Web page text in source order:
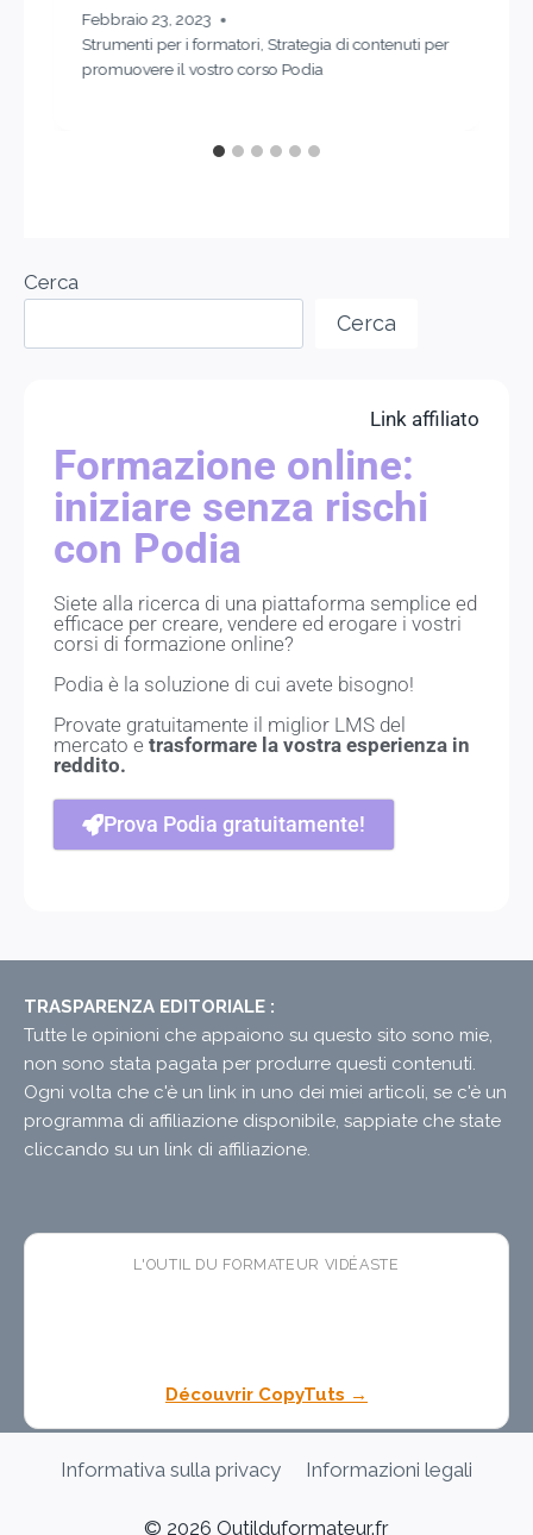
Febbraio 23, 2023
Strumenti per i formatori Strategia di contenuti per
promuovere il vostro corso Podia
Cerca
Cerca
Link affiliato
Formazione online:
iniziare senza rischi
con Podia
Siete alla ricerca di una piattaforma semplice ed
efficace per creare, vendere ed erogare i vostri
corsi di formazione online?
Podia è la soluzione di cui avete bisogno!
Provate gratuitamente il miglior LMS del
mercato etrasformare la vostra esperienza in
reddito.
Prova Podia gratuitamente!
TRASPARENZA EDITORIALE :
Tutte le opinioni che appaiono su questo sito sono mie,
non sono stata pagata per produrre questi contenuti.
Ogni volta che c'è un link in uno dei miei articoli, se c'è un
programma di affiliazione disponibile, sappiate che state
cliccando su un link di affiliazione.
L'OUTIL DU FORMATEUR VIDÉASTE
Découvrir CopyTuts →
Informativa sulla privacy Informazioni legali
© 2026 Outilduformateur.fr